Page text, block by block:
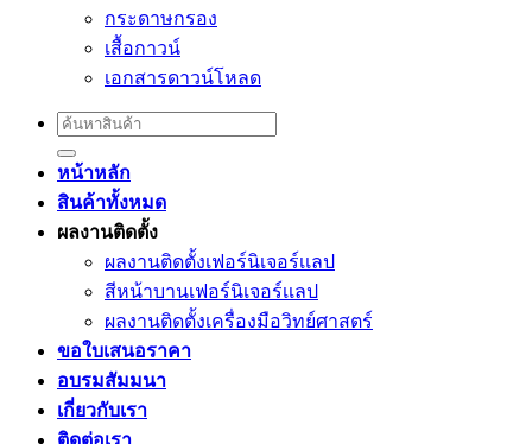
กระดาษกรอง
เสื้อกาวน์
เอกสารดาวน์โหลด
Search
for:
หน้าหลัก
สินค้าทั้งหมด
ผลงานติดตั้ง
ผลงานติดตั้งเฟอร์นิเจอร์เเลป
สีหน้าบานเฟอร์นิเจอร์เเลป
ผลงานติดตั้งเครื่องมือวิทย์ศาสตร์
ขอใบเสนอราคา
อบรมสัมมนา
เกี่ยวกับเรา
ติดต่อเรา